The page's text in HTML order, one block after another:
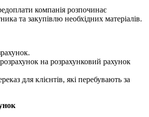
компанія розпочинає
та закупівлю необхідних матеріалів.
на розрахунковий рахунок
для клієнтів, які перебувають за